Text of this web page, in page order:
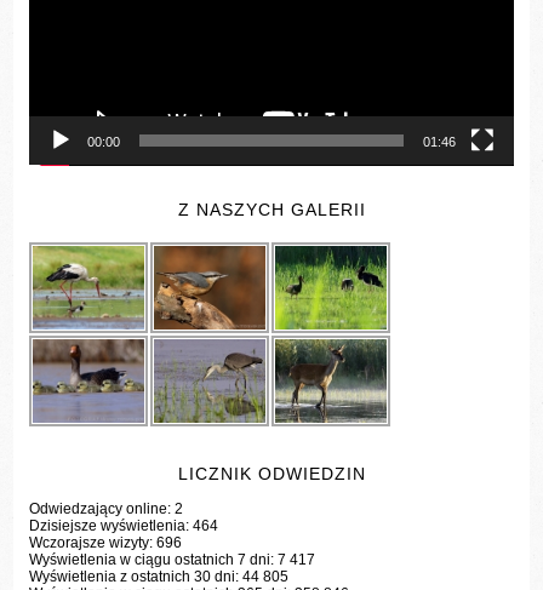
00:00 01:46
Z NASZYCH GALERII
LICZNIK ODWIEDZIN
Odwiedzający online:2
Dzisiejsze wyświetlenia:464
Wczorajsze wizyty:696
Wyświetlenia w ciągu ostatnich 7 dni:7 417
Wyświetlenia z ostatnich 30 dni:44 805